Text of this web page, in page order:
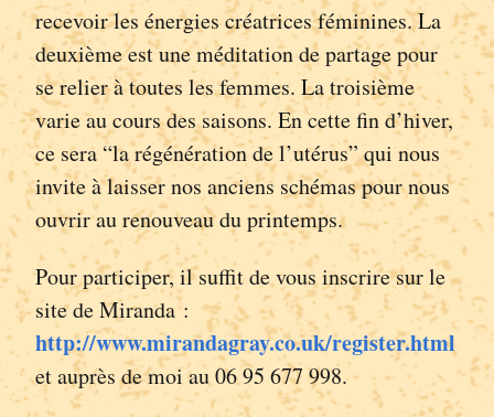
recevoir les énergies créatrices féminines. La
deuxième est une méditation de partage pour
se relier à toutes les femmes. La troisième
varie au cours des saisons. En cette fin d’hiver,
ce sera “la régénération de l’utérus” qui nous
invite à laisser nos anciens schémas pour nous
ouvrir au renouveau du printemps.
Pour participer, il suffit de vous inscrire sur le
site de Miranda :
http://www.mirandagray.co.uk/register.html
et auprès de moi au 06 95 677 998.